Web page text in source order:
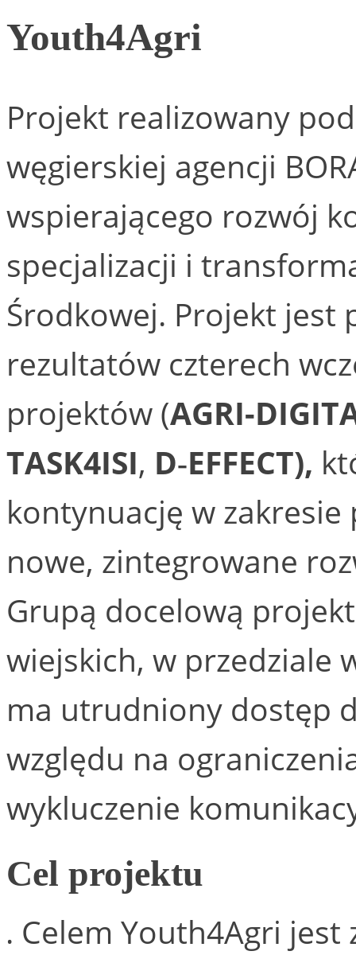
Youth4Agri
Projekt realizowany
węgierskiej agencji
wspierającego rozwój
specjalizacji i
Środkowej. Projekt jest
rezultatów czterech
projektów (AGRI-
TASK4ISI, D‑EFFECT),
kontynuację w zakresie
nowe, zintegrowane
Grupą docelową
wiejskich, w przedziale
ma utrudniony dostęp
względu na
wykluczenie
Cel projektu
Celem Youth4Agri